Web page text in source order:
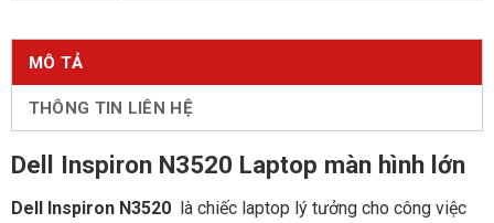
MÔ TẢ
THÔNG TIN LIÊN HỆ
Dell Inspiron N3520 Laptop màn hình lớn
Dell Inspiron N3520là chiếc laptop lý tưởng cho công việc